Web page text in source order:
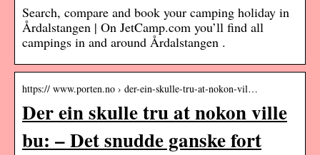
Search, compare and book your camping holiday in
Årdalstangen | On JetCamp.com you’ll find all
campings in and around Årdalstangen .
https:// www.porten.no › der-ein-skulle-tru-at-nokon-vil…
Der ein skulle tru at nokon ville
bu: – Det snudde ganske fort